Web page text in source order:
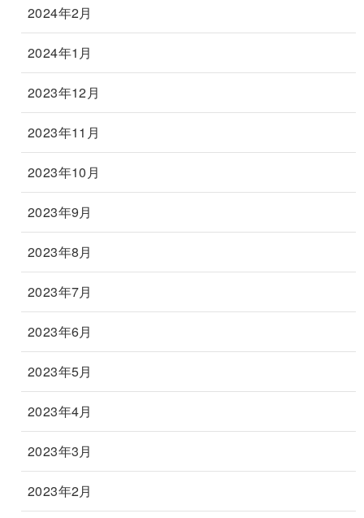
2024年2月
2024年1月
2023年12月
2023年11月
2023年10月
2023年9月
2023年8月
2023年7月
2023年6月
2023年5月
2023年4月
2023年3月
2023年2月